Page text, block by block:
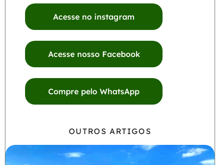
Acesse no instagram
Acesse nosso Facebook
Compre pelo WhatsApp
OUTROS ARTIGOS